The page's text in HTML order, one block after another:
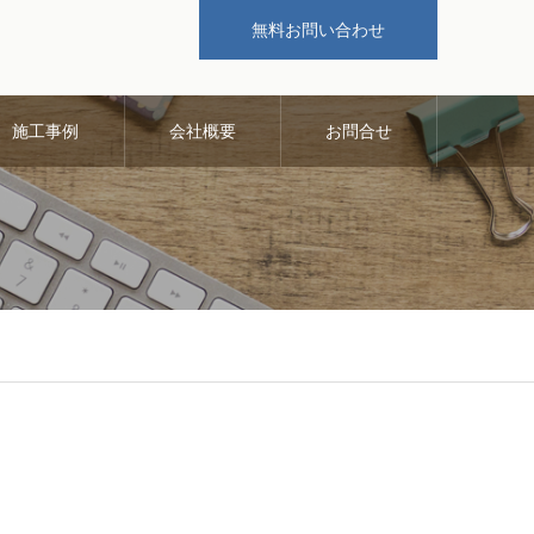
無料お問い合わせ
施工事例 会社概要 お問合せ